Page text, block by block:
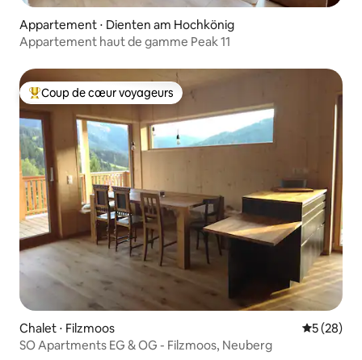
Appartement ⋅ Dienten am Hochkönig
Appartement haut de gamme Peak 11
Coups de cœur voyageurs les plus appréciés
Coup de cœur voyageurs
Chalet ⋅ Filzmoos
5 (28)
SO Apartments EG & OG - Filzmoos, Neuberg